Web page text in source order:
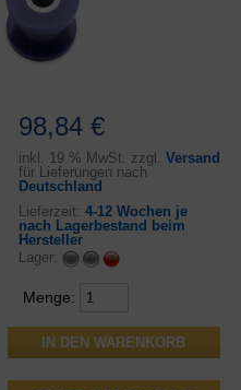
98,84 €
inkl. 19 % MwSt. zzgl. Versand
für Lieferungen nach
Deutschland
Lieferzeit: 4-12 Wochen je
nach Lagerbestand beim
Hersteller
Lager:
Menge: